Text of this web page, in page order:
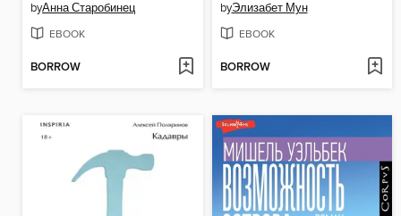
byАнна Старобинец
EBOOK
BORROW
byЭлизабет Мун
EBOOK
BORROW